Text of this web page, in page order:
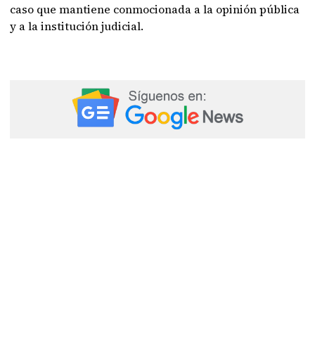
caso que mantiene conmocionada a la opinión pública
y a la institución judicial.